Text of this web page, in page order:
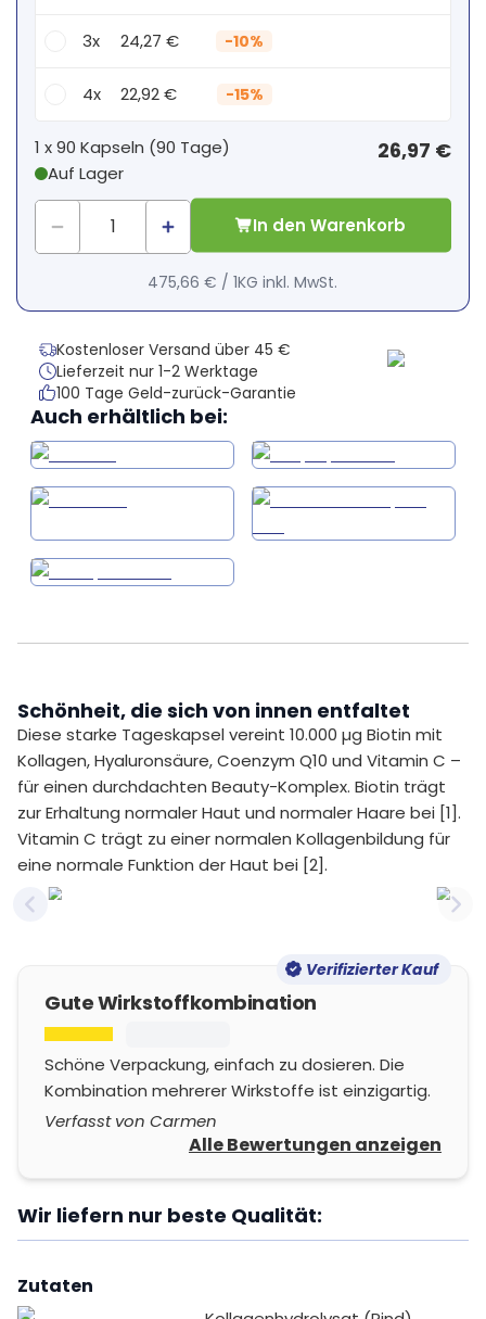
3x 24,27 € -10%
4x 22,92 € -15%
Dein persönlicher Rabatt
1x 0,00 €
1 x90 Kapseln (90 Tage)
Auf Lager
26,97 €
In den Warenkorb
475,66 € /1KG inkl. MwSt.
Kostenloser Versand über 45 €
Lieferzeit nur 1-2 Werktage
100 Tage Geld-zurück-Garantie
Auch erhältlich bei:
Schönheit, die sich von innen entfaltet
Diese starke Tageskapsel vereint 10.000 µg Biotin mit
Kollagen, Hyaluronsäure, Coenzym Q10 und Vitamin C –
für einen durchdachten Beauty-Komplex. Biotin trägt
zur Erhaltung normaler Haut und normaler Haare bei [1].
Vitamin C trägt zu einer normalen Kollagenbildung für
eine normale Funktion der Haut bei [2].
Previous slide
Verifizierter Kauf
Gute Wirkstoffkombination
Schöne Verpackung, einfach zu dosieren. Die
Kombination mehrerer Wirkstoffe ist einzigartig.
Verfasst von Carmen
Alle Bewertungen anzeigen
Wir liefern nur beste Qualität:
Zutaten